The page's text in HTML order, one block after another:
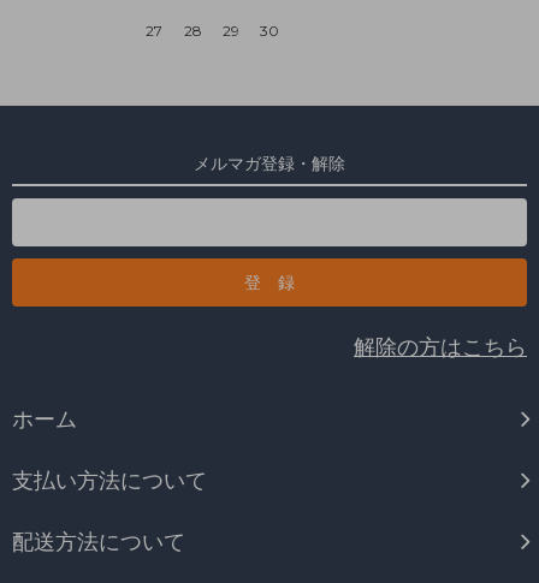
27 28 29 30
メルマガ登録・解除
解除の方はこちら
ホーム
支払い方法について
配送方法について